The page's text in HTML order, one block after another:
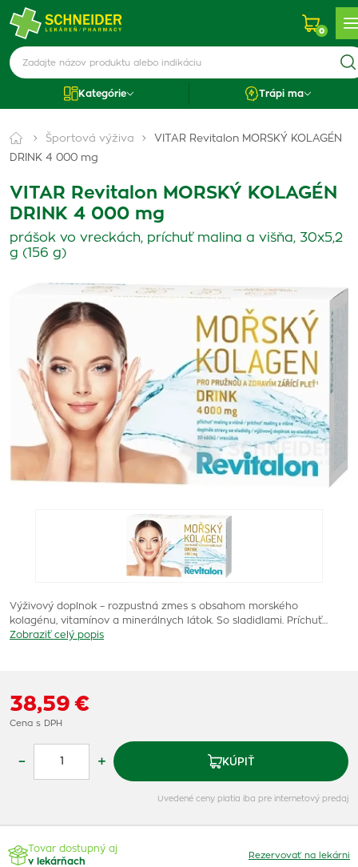
0
Kategórie Trápi ma
Športová výživa
VITAR Revitalon MORSKÝ KOLAGÉN
DRINK 4 000 mg
VITAR Revitalon MORSKÝ KOLAGÉN
DRINK 4 000 mg
prášok vo vreckách, príchuť malina a višňa, 30x5,2
g (156 g)
Výživový doplnok – rozpustná zmes s obsahom morského
kolagénu, vitamínov a minerálnych látok. So sladidlami. Príchuť…
Zobraziť celý popis
38,59 €
Cena s DPH
– + KÚPIŤ
Uvedené ceny platia iba pre internetový predaj
Tovar dostupný aj
v lekárňach
Rezervovať na lekárni